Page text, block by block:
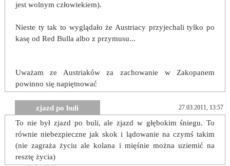
jest wolnym człowiekiem).
Nieste ty tak to wyglądało że Austriacy przyjechali tylko po
kasę od Red Bulla albo z przymusu...
Uważam ze Austriaków za zachowanie w Zakopanem
powinno się napiętnować
zjazd po buli 27.03.2011, 13:57
To nie był zjazd po buli, ale zjazd w głębokim śniegu. To
równie niebezpieczne jak skok i lądowanie na czymś takim
(nie zagraża życiu ale kolana i mięśnie można uziemić na
resztę życia)